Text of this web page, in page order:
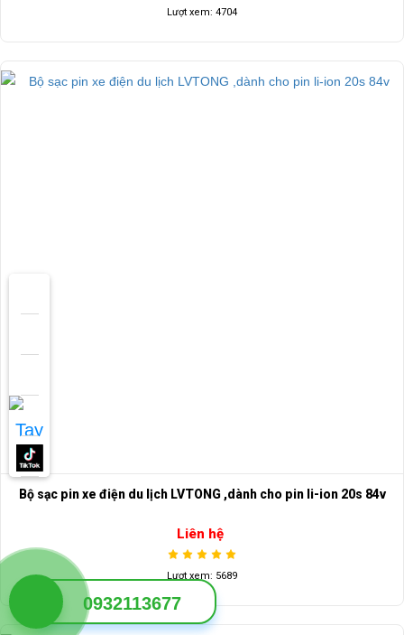
Lượt xem: 4704
Bộ sạc pin xe điện du lịch LVTONG ,dành cho pin li-ion 20s 84v
Liên hệ
Lượt xem: 5689
0932113677